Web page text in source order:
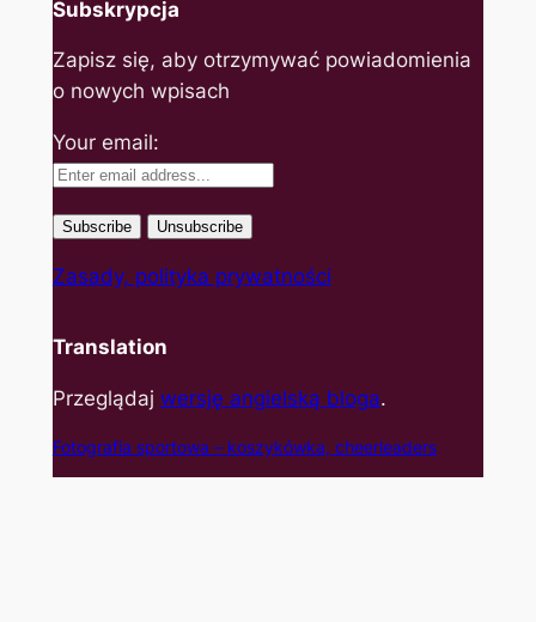
Subskrypcja
Zapisz się, aby otrzymywać powiadomienia
o nowych wpisach
Your email:
Zasady, polityka prywatności
Translation
Przeglądaj wersję angielską bloga.
Fotografia sportowa – koszykówka, cheerleaders